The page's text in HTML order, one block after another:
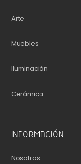
Arte
Muebles
Iluminación
Cerámica
INFORMACIÓN
Nosotros